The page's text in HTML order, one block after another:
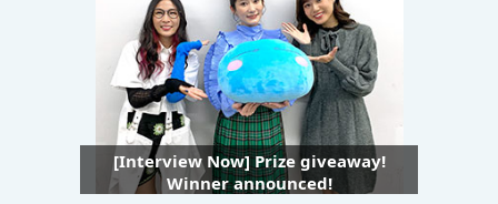
[Interview Now] Prize giveaway!
Winner announced!